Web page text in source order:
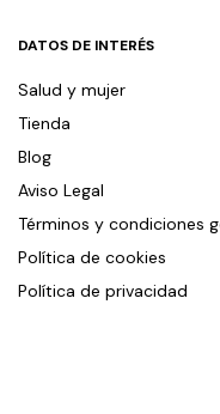
DATOS DE INTERÉS
Salud y mujer
Tienda
Blog
Aviso Legal
Términos y condiciones
Política de cookies
Política de privacidad